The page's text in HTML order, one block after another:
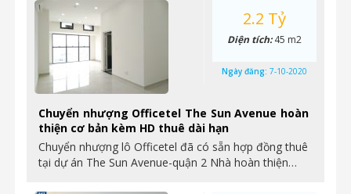
Chuyển nhượng Officetel The Sun Avenue hoàn
thiện cơ bản kèm HD thuê dài hạn
Chuyển nhượng lô Officetel đã có sẵn hợp đồng thuê
tại dự án The Sun Avenue-quận 2 Nhà hoàn thiện…
2.2 Tỷ
Diện tích:45 m2
Ngày đăng: 7-10-2020